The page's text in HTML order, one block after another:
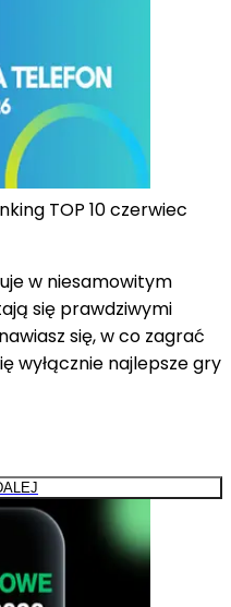
TOP 10 czerwiec
w niesamowitym
się prawdziwymi
się, w co zagrać
wyłącznie najlepsze gry